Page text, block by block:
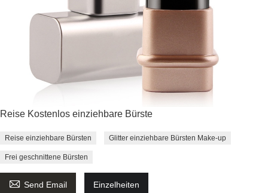
Reise Kostenlos einziehbare Bürste
Reise einziehbare Bürsten Glitter einziehbare Bürsten Make-up
Frei geschnittene Bürsten
 Send Email Einzelheiten